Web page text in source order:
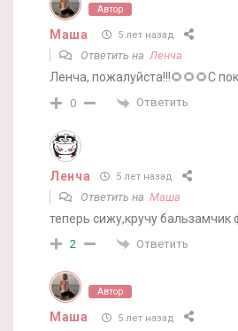
Автор
Маша 5 лет назад
Ответить на Ленча
Ленча, пожалуйста!!!🌻🌻🌻С
0 Ответить
Ленча 5 лет назад
Ответить на Маша
теперь сижу,кручу
2 Ответить
Автор
Маша 5 лет назад